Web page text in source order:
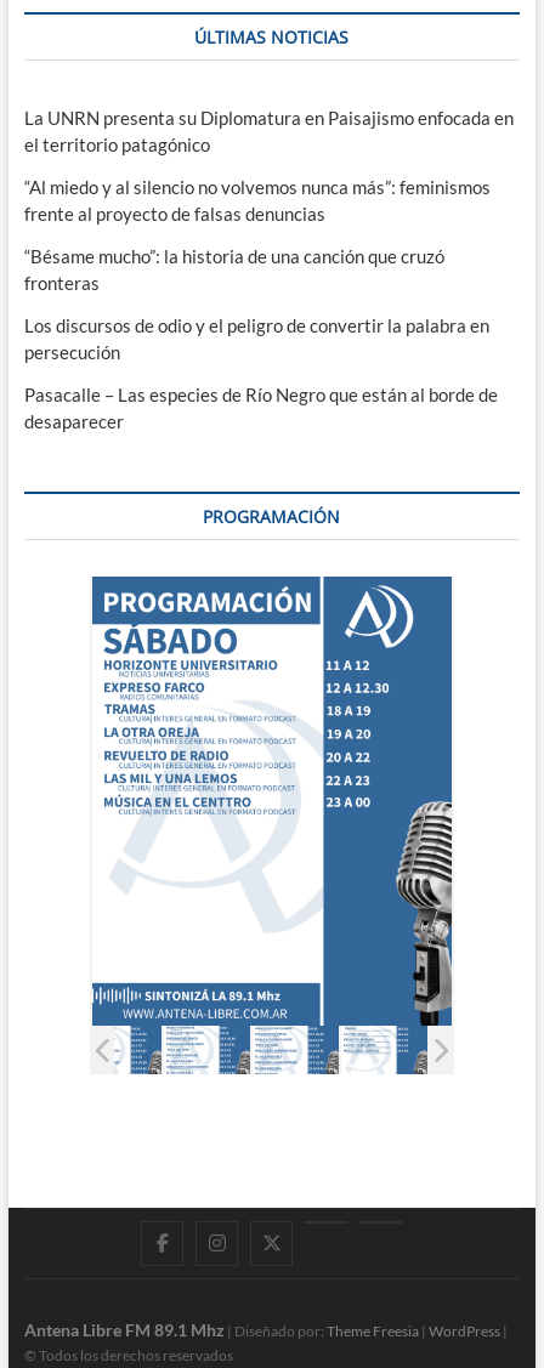
ÚLTIMAS NOTICIAS
La UNRN presenta su Diplomatura en Paisajismo enfocada en
el territorio patagónico
“Al miedo y al silencio no volvemos nunca más”: feminismos
frente al proyecto de falsas denuncias
“Bésame mucho”: la historia de una canción que cruzó
fronteras
Los discursos de odio y el peligro de convertir la palabra en
persecución
Pasacalle – Las especies de Río Negro que están al borde de
desaparecer
PROGRAMACIÓN
FacebookInstagram
Antena Libre FM 89.1 Mhz | Diseñado por: Theme Freesia| WordPress|
© Todos los derechos reservados